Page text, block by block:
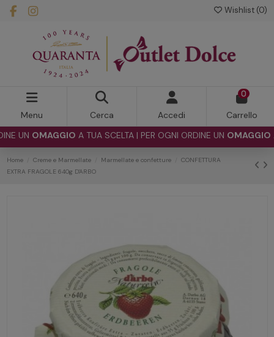
Wishlist (0)
Menu Cerca Accedi
0
Carrello
OMAGGIOA TUA SCELTA | PER OGNI ORDINE UNOMAGGIOA
Home Creme e Marmellate Marmellate e confetture
CONFETTURA
EXTRA FRAGOLE 640g D'ARBO